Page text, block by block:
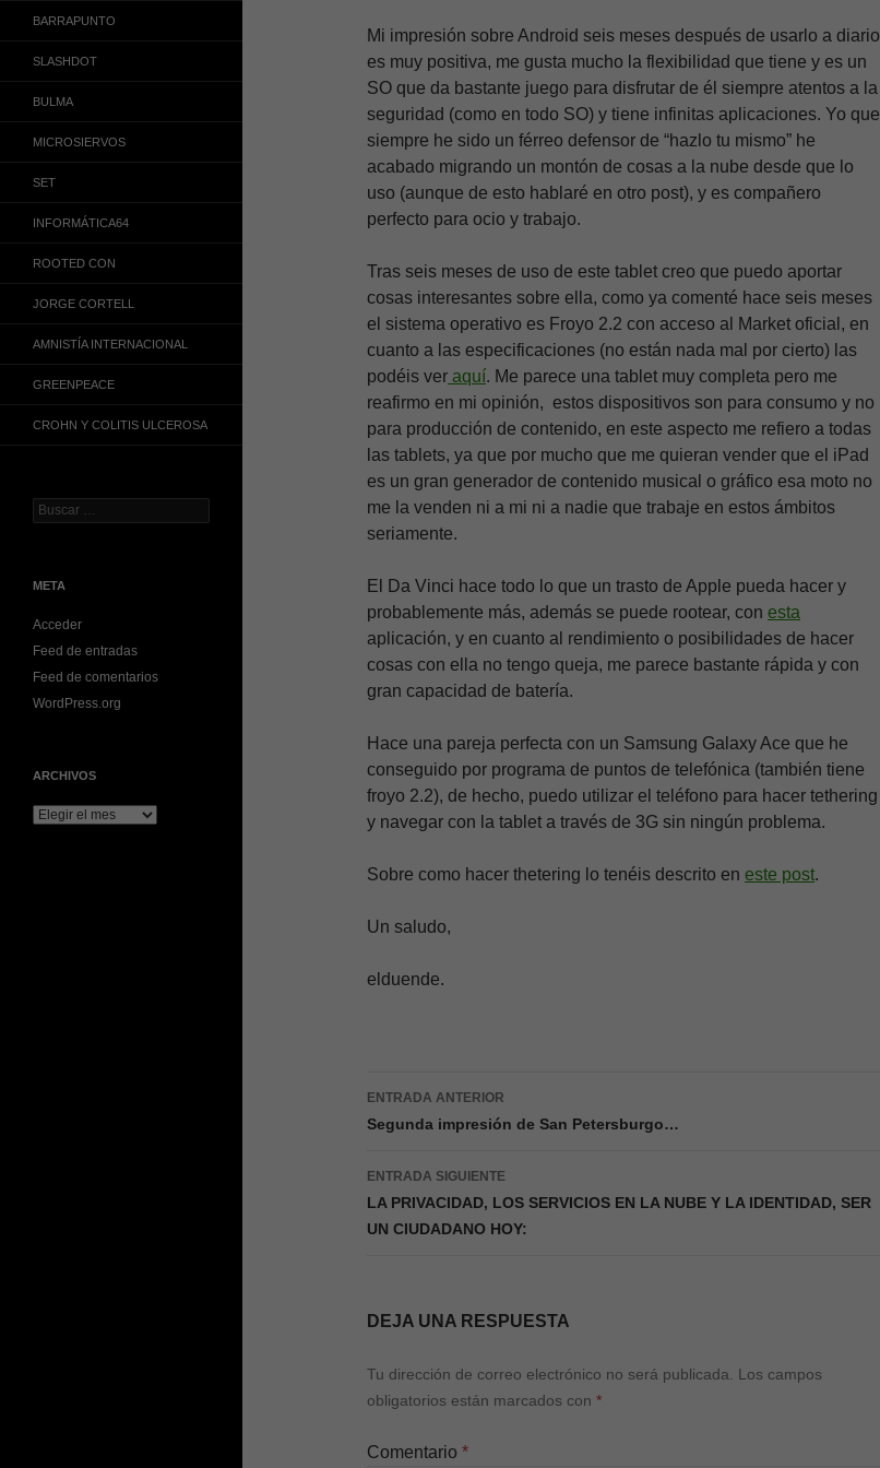
Mi impresión sobre Android seis meses después de usarlo a diario
es muy positiva, me gusta mucho la flexibilidad que tiene y es un
SO que da bastante juego para disfrutar de él siempre atentos a la
seguridad (como en todo SO) y tiene infinitas aplicaciones. Yo que
siempre he sido un férreo defensor de “hazlo tu mismo” he
acabado migrando un montón de cosas a la nube desde que lo
uso (aunque de esto hablaré en otro post), y es compañero
perfecto para ocio y trabajo.
Tras seis meses de uso de este tablet creo que puedo aportar
cosas interesantes sobre ella, como ya comenté hace seis meses
el sistema operativo es Froyo 2.2 con acceso al Market oficial, en
cuanto a las especificaciones (no están nada mal por cierto) las
podéis ver aquí. Me parece una tablet muy completa pero me
reafirmo en mi opinión, estos dispositivos son para consumo y no
para producción de contenido, en este aspecto me refiero a todas
las tablets, ya que por mucho que me quieran vender que el iPad
es un gran generador de contenido musical o gráfico esa moto no
me la venden ni a mi ni a nadie que trabaje en estos ámbitos
seriamente.
El Da Vinci hace todo lo que un trasto de Apple pueda hacer y
probablemente más, además se puede rootear, con esta
aplicación, y en cuanto al rendimiento o posibilidades de hacer
cosas con ella no tengo queja, me parece bastante rápida y con
gran capacidad de batería.
Hace una pareja perfecta con un Samsung Galaxy Ace que he
conseguido por programa de puntos de telefónica (también tiene
froyo 2.2), de hecho, puedo utilizar el teléfono para hacer tethering
y navegar con la tablet a través de 3G sin ningún problema.
Sobre como hacer thetering lo tenéis descrito en este post.
Un saludo,
elduende.
Navegación
de
entradas
ENTRADA ANTERIOR
Segunda impresión de San Petersburgo…
ENTRADA SIGUIENTE
LA PRIVACIDAD, LOS SERVICIOS EN LA NUBE Y LA IDENTIDAD, SER
UN CIUDADANO HOY:
DEJA UNA RESPUESTA
Tu dirección de correo electrónico no será publicada.
Los campos
obligatorios están marcados con *
Comentario *
BARRAPUNTO
SLASHDOT
BULMA
MICROSIERVOS
SET
INFORMÁTICA64
ROOTED CON
JORGE CORTELL
AMNISTÍA INTERNACIONAL
GREENPEACE
CROHN Y COLITIS ULCEROSA
Buscar:
META
Acceder
Feed de entradas
Feed de comentarios
WordPress.org
ARCHIVOS
Archivos